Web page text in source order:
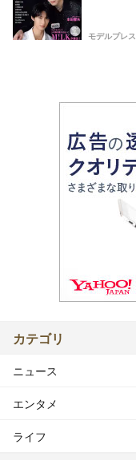
モデルプレス
カテゴリ
ニュース
エンタメ
ライフ